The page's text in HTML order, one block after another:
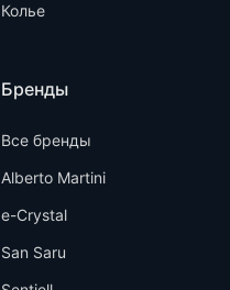
Колье
Бренды
Все бренды
Alberto Martini
e-Crystal
San Saru